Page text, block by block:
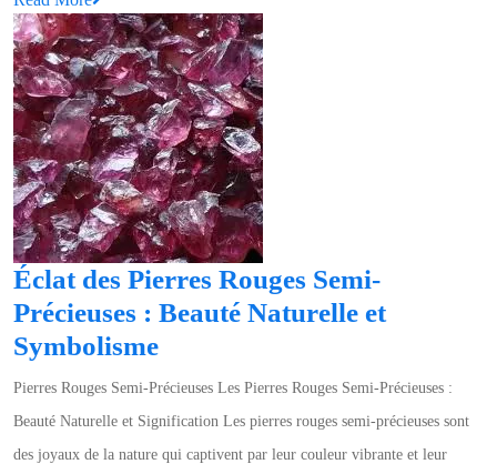
avec
des
Bijoux
en
Pierre
Semi-
Précieuse
More
Éclat des Pierres Rouges Semi-
Précieuses : Beauté Naturelle et
SymbolismeÉclat
des
Pierres
Rouges
Pierres Rouges Semi-Précieuses Les Pierres Rouges Semi-Précieuses :
Beauté Naturelle et Signification Les pierres rouges semi-précieuses sont
des joyaux de la nature qui captivent par leur couleur vibrante et leur